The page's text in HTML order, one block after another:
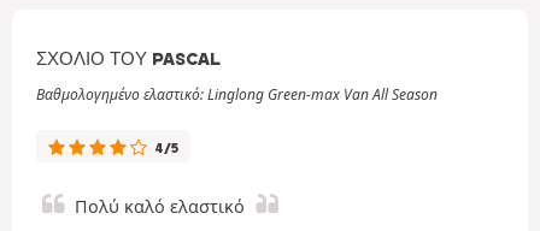
ΣΧΌΛΙΟ ΤΟΥ PASCAL
Βαθμολογημένο ελαστικό: Linglong Green-max Van All Season
4/5
Πολύ καλό ελαστικό